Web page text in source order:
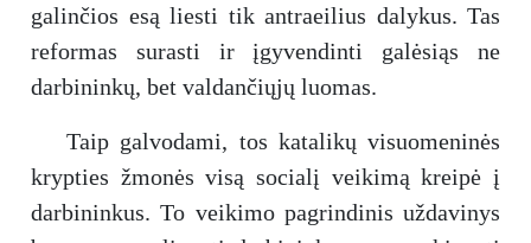
galinčios esą liesti tik antraeilius dalykus. Tas
reformas surasti ir įgyvendinti galėsiąs ne
darbininkų, bet valdančiųjų luomas.
Taip galvodami, tos katalikų visuomeninės
krypties žmonės visą socialį veikimą kreipė į
darbininkus. To veikimo pagrindinis uždavinys